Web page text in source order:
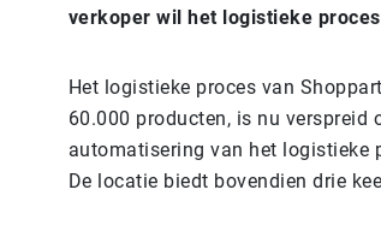
verkoper wil het logistieke
Het logistieke proces van
60.000 producten, is nu verspreid
automatisering van het logistieke
De locatie biedt bovendien drie